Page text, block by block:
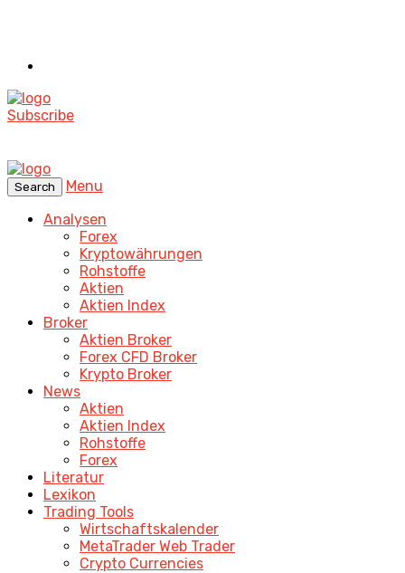
Subscribe
Search
Menu
Analysen
Forex
Kryptowährungen
Rohstoffe
Aktien
Aktien Index
Broker
Aktien Broker
Forex CFD Broker
Krypto Broker
News
Aktien
Aktien Index
Rohstoffe
Forex
Literatur
Lexikon
Trading Tools
Wirtschaftskalender
MetaTrader Web Trader
Crypto Currencies